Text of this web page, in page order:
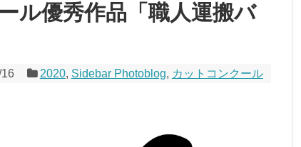
ル優秀作品「職人運搬バ
2020, Sidebar Photoblog, カットコンクール